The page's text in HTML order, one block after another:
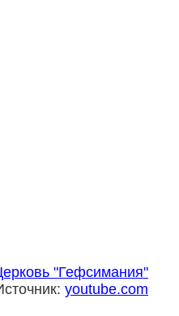
"Гефсимания"
youtube.com